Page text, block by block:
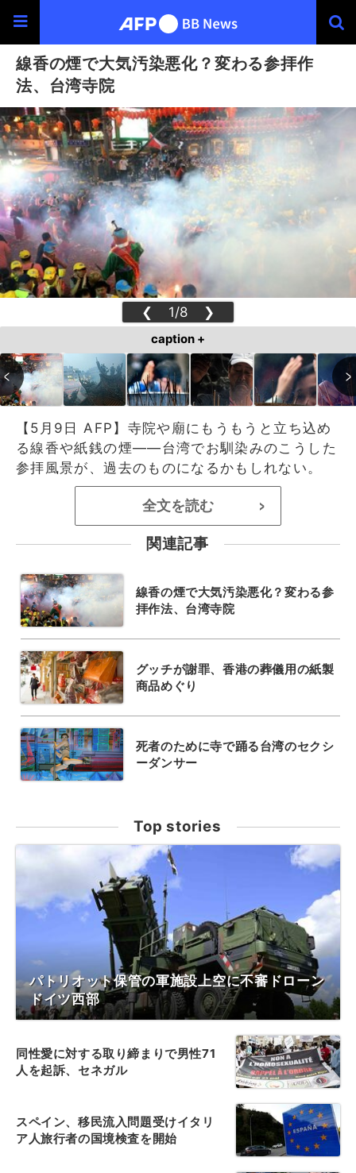
線香の煙で大気汚染悪化？変わる参拝作
法、台湾寺院
❮ 1/8 ❯
caption +
【5月9日 AFP】寺院や廟にもうもうと立ち込め
る線香や紙銭の煙――台湾でお馴染みのこうした
参拝風景が、過去のものになるかもしれない。
全文を読む >
関連記事
線香の煙で大気汚染悪化？変わる参
拝作法、台湾寺院
グッチが謝罪、香港の葬儀用の紙製
商品めぐり
死者のために寺で踊る台湾のセクシ
ーダンサー
Top stories
パトリオット保管の軍施設上空に不審ドローン
ドイツ西部
同性愛に対する取り締まりで男性71
人を起訴、セネガル
スペイン、移民流入問題受けイタリ
ア人旅行者の国境検査を開始